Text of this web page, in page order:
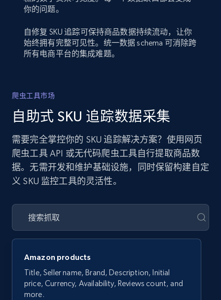
你的问题。
自修复 SKU 追踪可保持商品数据持续流动，让你
始终拥有完整可见性。统一数据 schema 可消除跨
所有电商平台的集成难题。
爬虫工具市场
自助式 SKU 追踪数据采集
需要完全掌控你的 SKU 追踪解决方案？使用网页
爬虫工具 API 或无代码爬虫工具自行提取商品数
据。无需开发和维护基础设施，同时保留构建自定
义 SKU 监控工具的灵活性。
Amazon products
Title, Seller name, Brand, Description, Initial
price, Currency, Availability, Reviews count, and
more.